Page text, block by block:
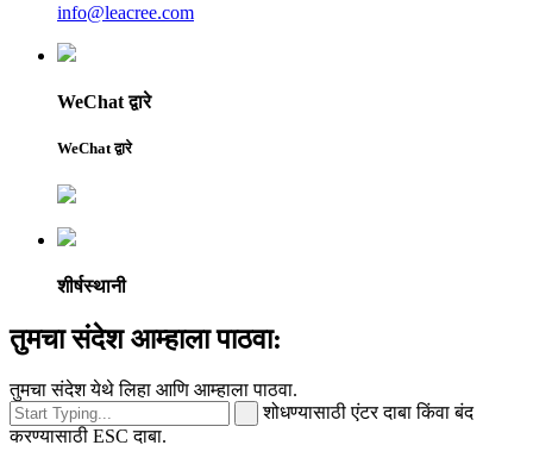
info@leacree.com
WeChat द्वारे
WeChat द्वारे
शीर्षस्थानी
तुमचा संदेश आम्हाला पाठवा:
तुमचा संदेश येथे लिहा आणि आम्हाला पाठवा.
शोधण्यासाठी एंटर दाबा किंवा बंद
करण्यासाठी ESC दाबा.